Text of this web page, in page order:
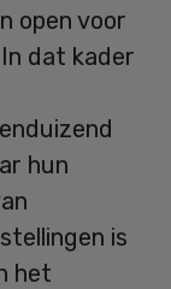
open voor
dat kader
hun
is
het